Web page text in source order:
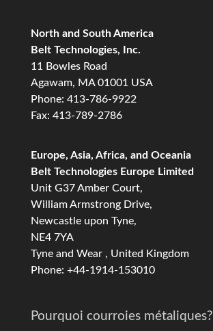
North and South America
Belt Technologies, Inc.
11 Bowles Road
Agawam, MA 01001 USA
Phone: 413-786-9922
Fax: 413-789-2786
Europe, Asia, Africa, and Oceania
Belt Technologies Europe Limited
Unit G37 Amber Court,
William Armstrong Drive,
Newcastle upon Tyne,
NE4 7YA
Tyne and Wear , United Kingdom
Phone: +44-1914-153010
Pourquoi courroies métaliques?